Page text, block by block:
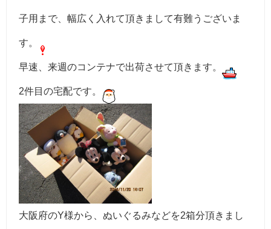
子用まで、幅広く入れて頂きまして有難うございま
す。
早速、来週のコンテナで出荷させて頂きます。
2件目の宅配です。
大阪府のY様から、ぬいぐるみなどを2箱分頂きまし